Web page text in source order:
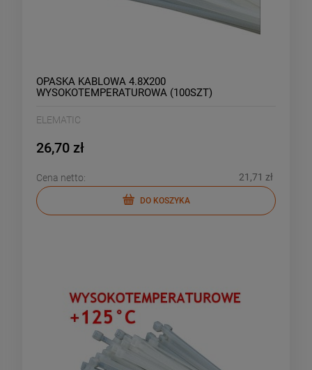
OPASKA KABLOWA 4.8X200
WYSOKOTEMPERATUROWA (100SZT)
ELEMATIC
26,70 zł
Cena netto: 21,71 zł
DO KOSZYKA